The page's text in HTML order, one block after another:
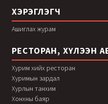
ХЭРЭГЛЭГЧ
Ашиглах журам
РЕСТОРАН, ХҮЛЭЭН
Хурим хийх ресторан
Хуримын зардал
Хурлын танхим
Хонхны баяр